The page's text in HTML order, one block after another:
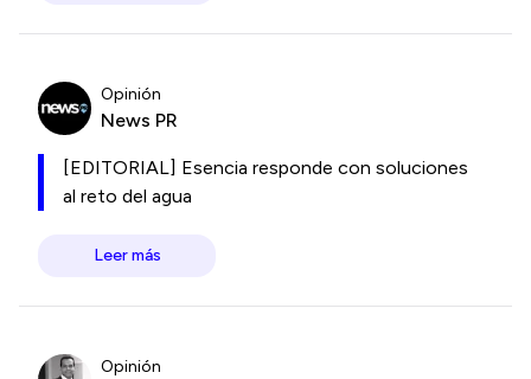
Opinión
News PR
[EDITORIAL] Esencia responde con soluciones
al reto del agua
Leer más
Opinión